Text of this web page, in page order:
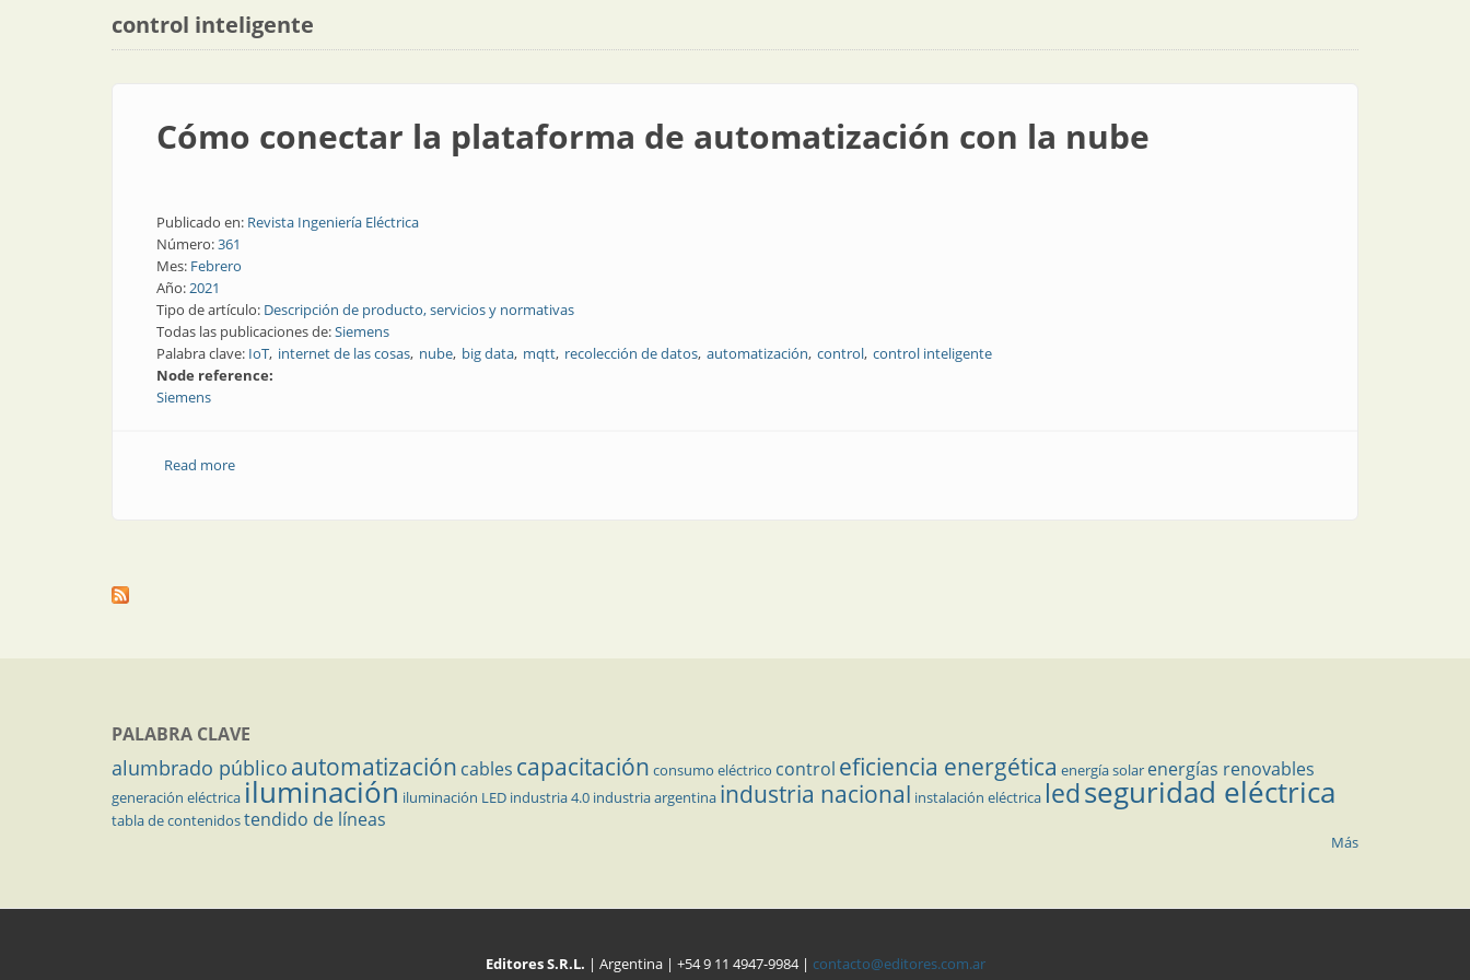
control inteligente
Cómo conectar la plataforma de automatización con la nube
Publicado en: Revista Ingeniería Eléctrica
Número:361
Mes: Febrero
Año:2021
Tipo de artículo: Descripción de producto, servicios y normativas
Todas las publicaciones de:Siemens
Palabra clave: IoT internet de las cosas nube big data mqtt recolección de datos automatización control control inteligente
Node reference:
Siemens
Read moreabout Cómo conectar la plataforma de automatización con la nube
PALABRA CLAVE
alumbrado público automatización cables capacitación consumo eléctrico control eficiencia energética energía solar energías renovables
generación eléctrica iluminación iluminación LED industria 4.0 industria argentina industria nacional instalación eléctrica ledseguridad eléctrica
tabla de contenidostendido de líneas
Más
Editores S.R.L. | Argentina | +54 9 11 4947-9984 | contacto@editores.com.ar